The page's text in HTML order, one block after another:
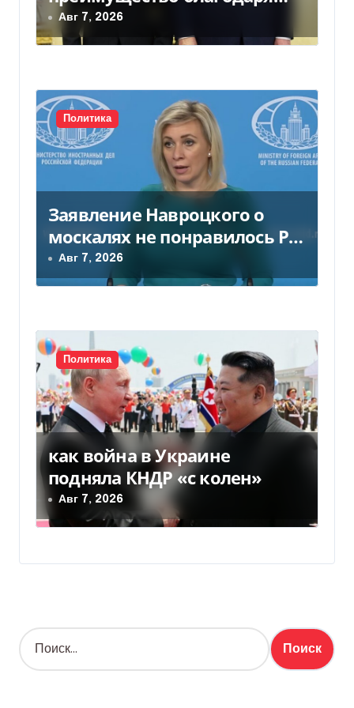
п
и
с
я
м
действиям США
Авг 7, 2026
Политика
Заявление Навроцкого о
москалях не понравилось РФ
— видео
Авг 7, 2026
Политика
как война в Украине
подняла КНДР «с колен»
Авг 7, 2026
Н
а